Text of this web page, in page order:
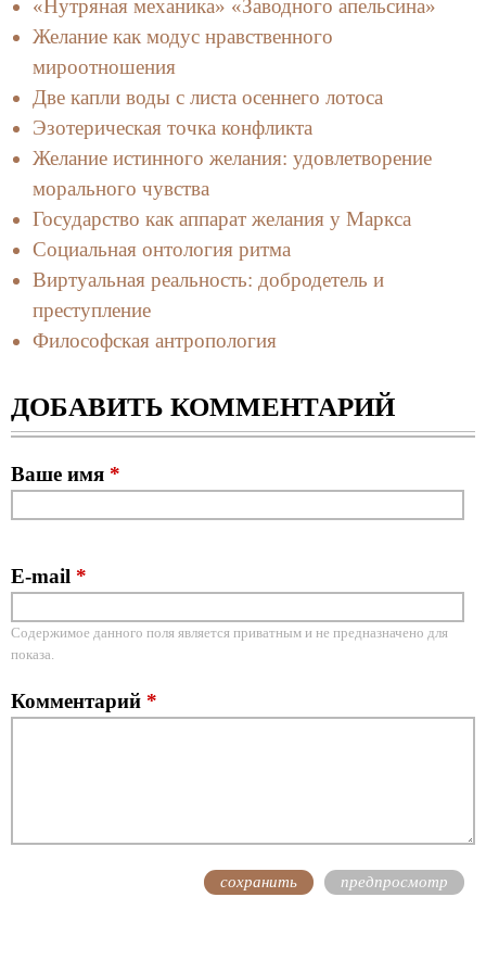
«Нутряная механика» «Заводного апельсина»
Желание как модус нравственного
мироотношения
Две капли воды с листа осеннего лотоса
Эзотерическая точка конфликта
Желание истинного желания: удовлетворение
морального чувства
Государство как аппарат желания у Маркса
Социальная онтология ритма
Виртуальная реальность: добродетель и
преступление
Философская антропология
ДОБАВИТЬ КОММЕНТАРИЙ
Ваше имя *
E-mail *
Содержимое данного поля является приватным и не предназначено для
показа.
Комментарий *